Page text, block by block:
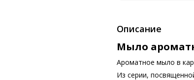
Описание
Мыло
Ароматное мыло в
Из серии,